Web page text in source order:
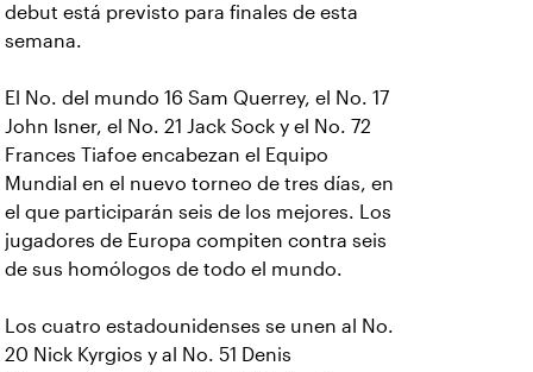
debut está previsto para finales de esta
semana.
El No. del mundo 16 Sam Querrey, el No. 17
John Isner, el No. 21 Jack Sock y el No. 72
Frances Tiafoe encabezan el Equipo
Mundial en el nuevo torneo de tres días, en
el que participarán seis de los mejores. Los
jugadores de Europa compiten contra seis
de sus homólogos de todo el mundo.
Los cuatro estadounidenses se unen al No.
20 Nick Kyrgios y al No. 51 Denis